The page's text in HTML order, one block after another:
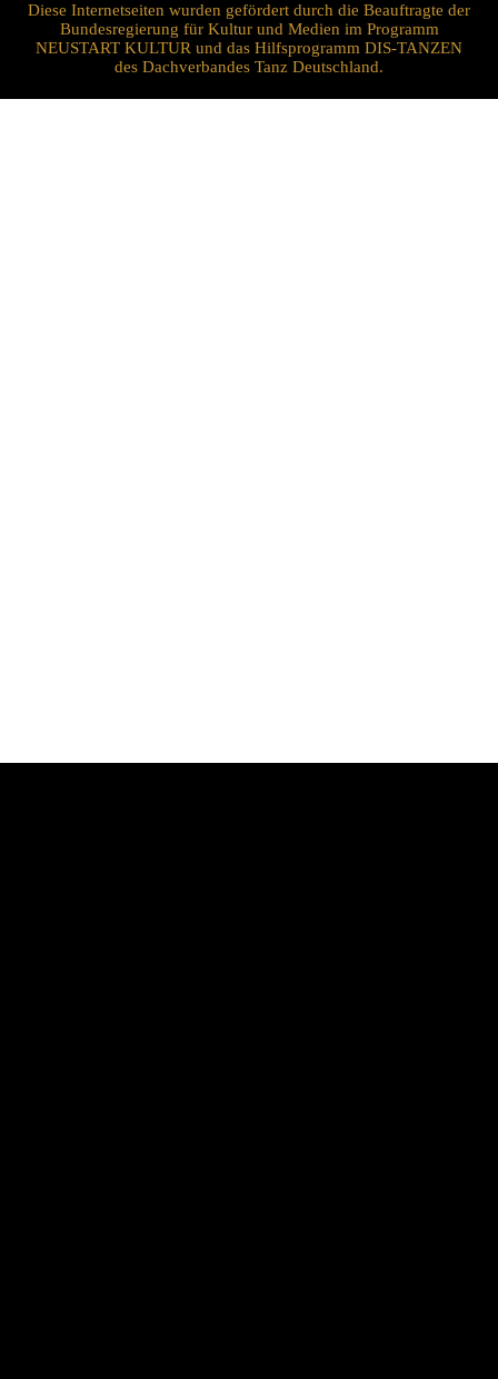
Diese Internetseiten wurden gefördert durch die Beauftragte der
Bundesregierung für Kultur und Medien im Programm
NEUSTART KULTUR und das Hilfsprogramm DIS-TANZEN
des Dachverbandes Tanz Deutschland.